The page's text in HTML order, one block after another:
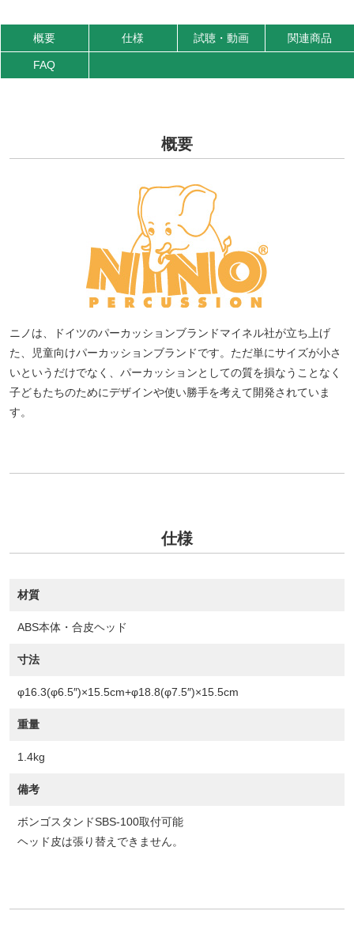
概要 仕様 試聴・動画 関連商品
FAQ
概要
ニノは、ドイツのパーカッションブランドマイネル社が立ち上げ
た、児童向けパーカッションブランドです。ただ単にサイズが小さ
いというだけでなく、パーカッションとしての質を損なうことなく
子どもたちのためにデザインや使い勝手を考えて開発されていま
す。
仕様
材質
ABS本体・合皮ヘッド
寸法
φ16.3(φ6.5″)×15.5cm+φ18.8(φ7.5″)×15.5cm
重量
1.4kg
備考
ボンゴスタンドSBS-100取付可能
ヘッド皮は張り替えできません。